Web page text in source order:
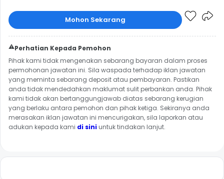
Mohon Sekarang
⚠️Perhatian Kepada Pemohon
Pihak kami tidak mengenakan sebarang bayaran dalam proses
permohonan jawatan ini. Sila waspada terhadap iklan jawatan
yang meminta sebarang deposit atau pembayaran. Pastikan
anda tidak mendedahkan maklumat sulit perbankan anda. Pihak
kami tidak akan bertanggungjawab diatas sebarang kerugian
yang berlaku antara pemohon dan pihak ketiga. Sekiranya anda
merasakan iklan jawatan ini mencurigakan, sila laporkan atau
adukan kepada kami di sini untuk tindakan lanjut.